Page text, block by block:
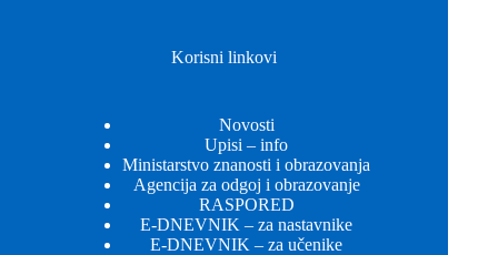
Korisni linkovi
Novosti
Upisi – info
Ministarstvo znanosti i obrazovanja
Agencija za odgoj i obrazovanje
RASPORED
E-DNEVNIK – za nastavnike
E-DNEVNIK – za učenike